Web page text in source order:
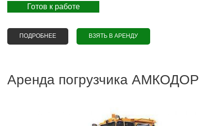
Готов к работе
ПОДРОБНЕЕ О АРЕНДА ФРОНТАЛЬНОГО ПОГРУЗЧИКА VENIERI VF
18.63 (ЭКСКЛЮЗИВНОЕ ПРЕДЛОЖЕНИЕ)
ВЗЯТЬ В АРЕНДУ
Аренда погрузчика АМКОДОР